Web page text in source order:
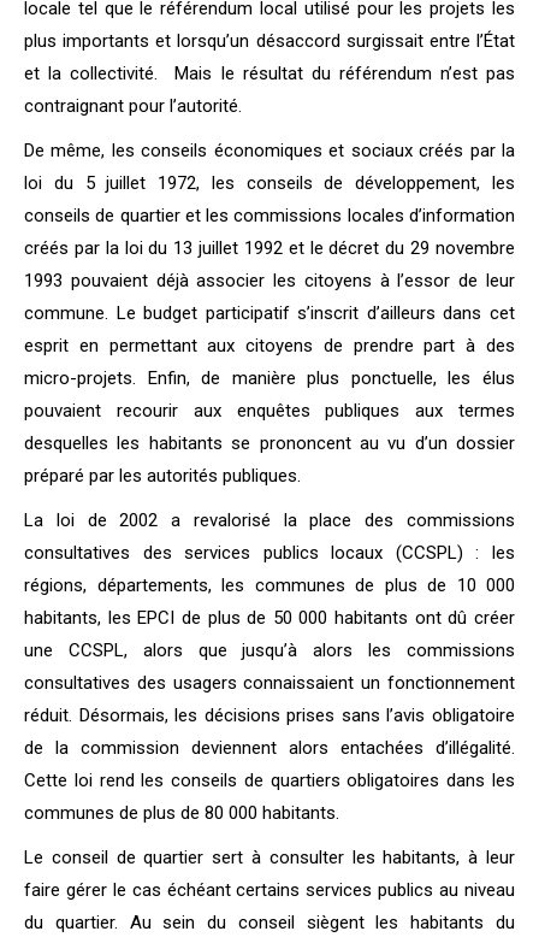
locale tel que le référendum local utilisé pour les projets les
plus importants et lorsqu’un désaccord surgissait entre l’État
et la collectivité. Mais le résultat du référendum n’est pas
contraignant pour l’autorité.
De même, les conseils économiques et sociaux créés par la
loi du 5 juillet 1972, les conseils de développement, les
conseils de quartier et les commissions locales d’information
créés par la loi du 13 juillet 1992 et le décret du 29 novembre
1993 pouvaient déjà associer les citoyens à l’essor de leur
commune. Le budget participatif s’inscrit d’ailleurs dans cet
esprit en permettant aux citoyens de prendre part à des
micro-projets. Enfin, de manière plus ponctuelle, les élus
pouvaient recourir aux enquêtes publiques aux termes
desquelles les habitants se prononcent au vu d’un dossier
préparé par les autorités publiques.
La loi de 2002 a revalorisé la place des commissions
consultatives des services publics locaux (CCSPL) : les
régions, départements, les communes de plus de 10 000
habitants, les EPCI de plus de 50 000 habitants ont dû créer
une CCSPL, alors que jusqu’à alors les commissions
consultatives des usagers connaissaient un fonctionnement
réduit. Désormais, les décisions prises sans l’avis obligatoire
de la commission deviennent alors entachées d’illégalité.
Cette loi rend les conseils de quartiers obligatoires dans les
communes de plus de 80 000 habitants.
Le conseil de quartier sert à consulter les habitants, à leur
faire gérer le cas échéant certains services publics au niveau
du quartier. Au sein du conseil siègent les habitants du